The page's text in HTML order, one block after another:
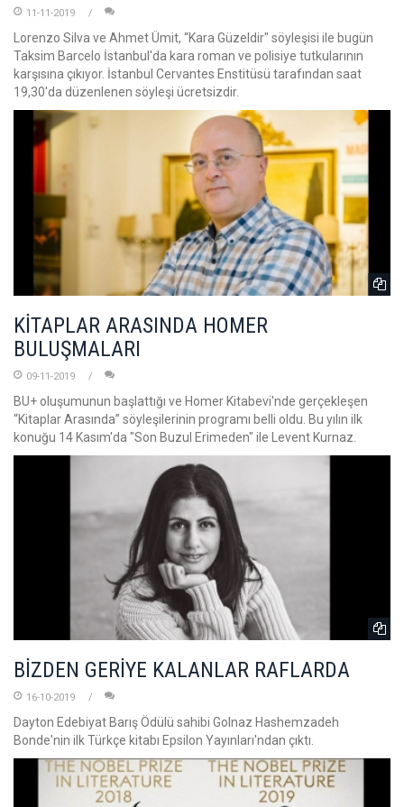
11-11-2019
Lorenzo Silva ve Ahmet Ümit, “Kara Güzeldir" söyleşisi ile bugün
Taksim Barcelo İstanbul'da kara roman ve polisiye tutkularının
karşısına çıkıyor. İstanbul Cervantes Enstitüsü tarafından saat
19,30'da düzenlenen söyleşi ücretsizdir.
KİTAPLAR ARASINDA HOMER
BULUŞMALARI
09-11-2019
BU+ oluşumunun başlattığı ve Homer Kitabevi'nde gerçekleşen
“Kitaplar Arasında” söyleşilerinin programı belli oldu. Bu yılın ilk
konuğu 14 Kasım'da "Son Buzul Erimeden" ile Levent Kurnaz.
BİZDEN GERİYE KALANLAR RAFLARDA
16-10-2019
Dayton Edebiyat Barış Ödülü sahibi Golnaz Hashemzadeh
Bonde'nin ilk Türkçe kitabı Epsilon Yayınları'ndan çıktı.